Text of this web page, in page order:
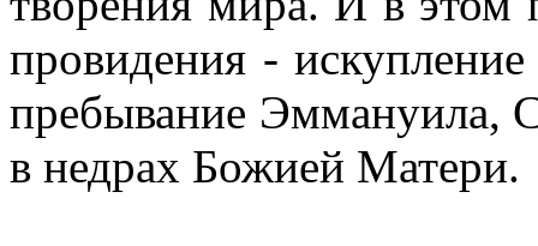
провидения -
пребывание Эммануила,
в недрах Божией Матери.